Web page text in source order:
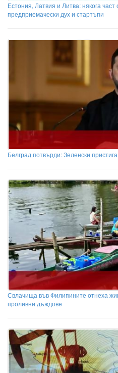
Естония, Латвия и Литва: някога
предприемачески дух и стартъпи
Белград потвърди: Зеленски пристига
Свлачища във Филипините отнеха
проливни дъждове